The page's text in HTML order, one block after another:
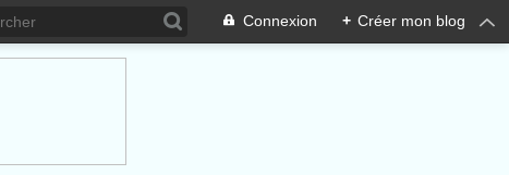
Connexion + Créer mon blog